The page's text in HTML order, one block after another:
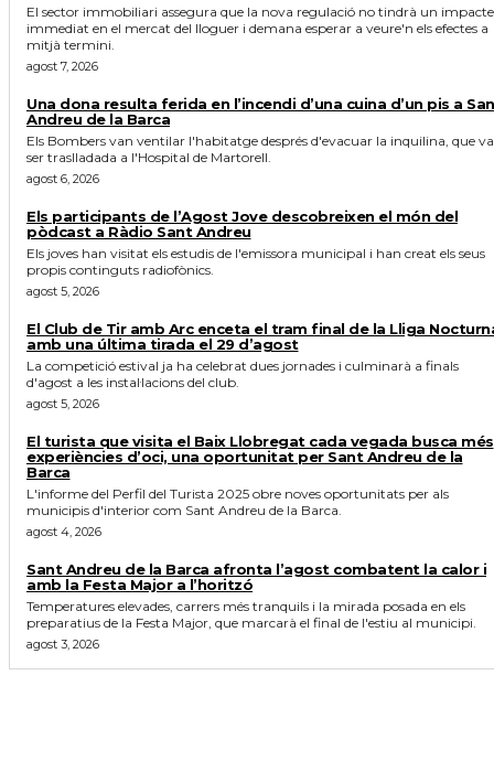
El sector immobiliari assegura que la nova regulació no tindrà un impacte
immediat en el mercat del lloguer i demana esperar a veure'n els efectes a
mitjà termini.
agost 7, 2026
Una dona resulta ferida en l’incendi d’una cuina d’un pis a
Andreu de la Barca
Els Bombers van ventilar l'habitatge després d'evacuar la inquilina, que va
ser traslladada a l'Hospital de Martorell.
agost 6, 2026
Els participants de l’Agost Jove descobreixen el món del
pòdcast a Ràdio Sant Andreu
Els joves han visitat els estudis de l'emissora municipal i han creat els seus
propis continguts radiofònics.
agost 5, 2026
El Club de Tir amb Arc enceta el tram final de la Lliga
amb una última tirada el 29 d’agost
La competició estival ja ha celebrat dues jornades i culminarà a finals
d'agost a les instal·lacions del club.
agost 5, 2026
El turista que visita el Baix Llobregat cada vegada busca més
experiències d’oci, una oportunitat per Sant Andreu de la
Barca
L'informe del Perfil del Turista 2025 obre noves oportunitats per als
municipis d'interior com Sant Andreu de la Barca.
agost 4, 2026
Sant Andreu de la Barca afronta l’agost combatent la calor i
amb la Festa Major a l’horitzó
Temperatures elevades, carrers més tranquils i la mirada posada en els
preparatius de la Festa Major, que marcarà el final de l'estiu al municipi.
agost 3, 2026